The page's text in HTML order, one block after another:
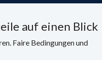
auf einen Blick
Faire Bedingungen und